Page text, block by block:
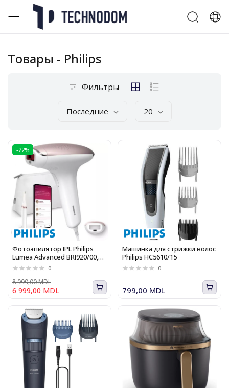
Товары - Philips
Фильтры
Последние 20
-22%
Фотоэпилятор IPL Philips
Lumea Advanced BRI920/00,
250000 impulsuri luminoase,
tehnologie SensoAdapt,
trimmer inclus
0
6 999,00 MDL
8 999,00 MDL
Машинка для стрижки волос
Philips HC5610/15
0
799,00 MDL